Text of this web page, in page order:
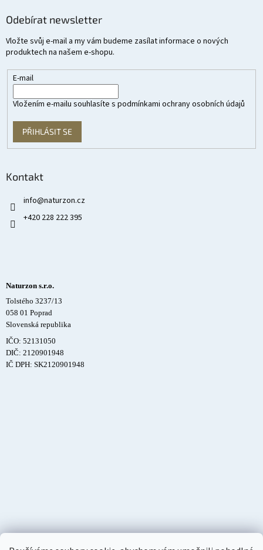
Odebírat newsletter
Vložte svůj e-mail a my vám budeme zasílat informace o nových
produktech na našem e-shopu.
E-mail
Vložením e-mailu souhlasíte s podmínkami ochrany osobních údajů
PŘIHLÁSIT SE
Kontakt
info@naturzon.cz
+420 228 222 395
Naturzon s.r.o.
Tolstého 3237/13
058 01 Poprad
Slovenská republika
IČO: 52131050
DIČ: 2120901948
IČ DPH: SK2120901948